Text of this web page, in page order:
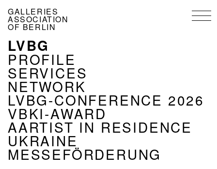
main
GALLERIES
ASSOCIATION
OF BERLIN
MENU
ASSOCIATION
EN
LVBG
PROFILE
SERVICES
NETWORK
LVBG-CONFERENCE 2026
VBKI-AWARD
AARTIST IN RESIDENCE
UKRAINE
MESSEFÖRDERUNG